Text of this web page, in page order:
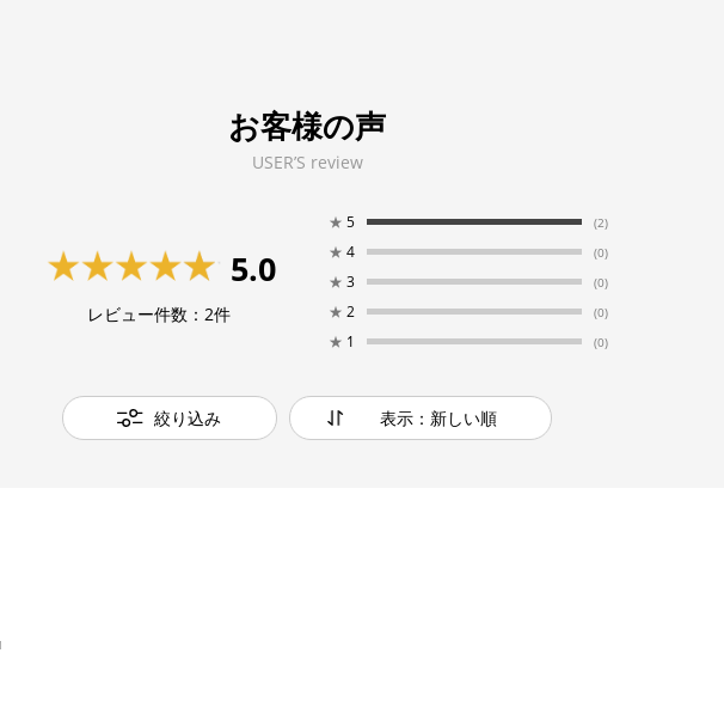
お客様の声
USER’S review
5.0
レビュー件数： 2件
★ 5 (2)
★ 4 (0)
★ 3 (0)
★ 2 (0)
★ 1 (0)
絞り込み 表示：新しい順